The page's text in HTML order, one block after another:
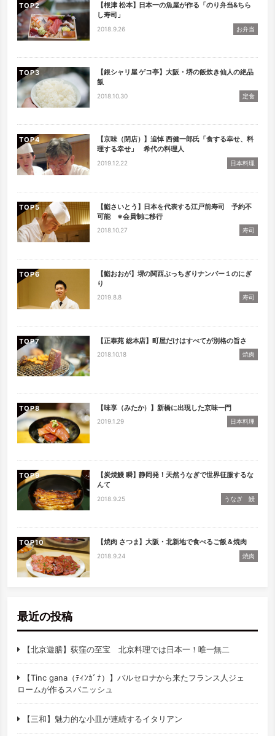
TOP
【根津 松本】日本一の魚屋が作る「のり弁当&ちら
し寿司」
2018.9.26 お弁当
TOP
【銀シャリ屋 ゲコ亭】大阪・堺の飯炊き仙人の絶品
飯
2018.10.30 定食
TOP
【京味（閉店）】追悼 西健一郎氏「食する幸せ、料
理する幸せ」 希代の料理人
2019.12.22 日本料理
TOP
【鮨さいとう】日本を代表する江戸前寿司 予約不
可能 ※会員制に移行
2018.10.27 寿司
TOP
【鮨おおが】堺の関西ぶっちぎりナンバー１のにぎ
り
2019.8.8 寿司
TOP 【正泰苑 総本店】町屋だけはすべてが別格の旨さ
2018.10.18 焼肉
TOP 【味享（みたか）】新橋に出現した京味一門
2019.1.29 日本料理
TOP
【炭焼鰻 瞬】静岡発！天然うなぎで世界征服するな
んて
2018.9.25 うなぎ 鰻
TOP 【焼肉 さつま】大阪・北新地で食べるご飯＆焼肉
2018.9.24 焼肉
最近の投稿
【北京遊膳】荻窪の至宝 北京料理では日本一！唯一無二
【Tinc gana（ﾃｨﾝｶﾞﾅ）】バルセロナから来たフランス人ジェ
ロームが作るスパニッシュ
【三和】魅力的な小皿が連続するイタリアン